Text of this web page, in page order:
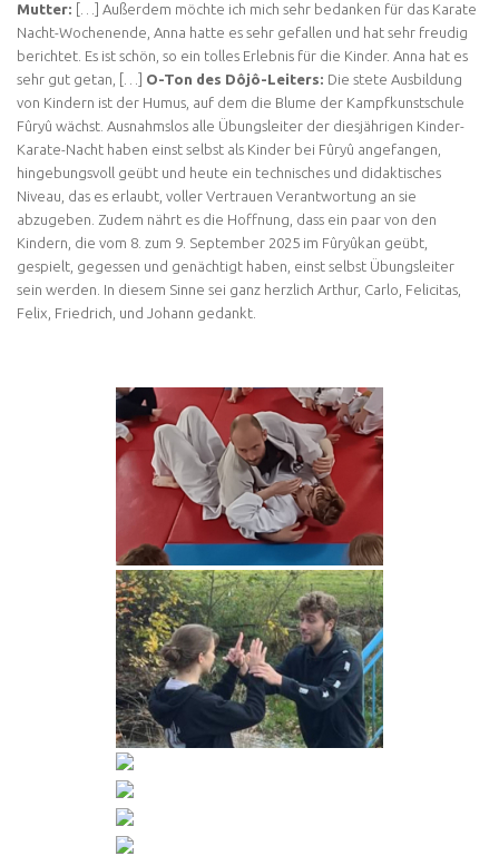
Mutter:
[…] Außerdem möchte ich mich sehr bedanken für das Karate
Nacht-Wochenende, Anna hatte es sehr gefallen und hat sehr freudig
berichtet. Es ist schön, so ein tolles Erlebnis für die Kinder. Anna hat es
sehr gut getan, […] O-Ton des Dôjô-Leiters: Die stete Ausbildung
von Kindern ist der Humus, auf dem die Blume der Kampfkunstschule
Fûryû wächst. Ausnahmslos alle Übungsleiter der diesjährigen Kinder-
Karate-Nacht haben einst selbst als Kinder bei Fûryû angefangen,
hingebungsvoll geübt und heute ein technisches und didaktisches
Niveau, das es erlaubt, voller Vertrauen Verantwortung an sie
abzugeben. Zudem nährt es die Hoffnung, dass ein paar von den
Kindern, die vom 8. zum 9. September 2025 im Fûryûkan geübt,
gespielt, gegessen und genächtigt haben, einst selbst Übungsleiter
sein werden. In diesem Sinne sei ganz herzlich Arthur, Carlo, Felicitas,
Felix, Friedrich, und Johann gedankt.